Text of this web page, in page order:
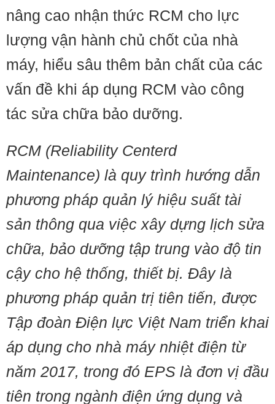
nâng cao nhận thức RCM cho lực
lượng vận hành chủ chốt của nhà
máy, hiểu sâu thêm bản chất của các
vấn đề khi áp dụng RCM vào công
tác sửa chữa bảo dưỡng.
RCM (Reliability Centerd
Maintenance) là quy trình hướng dẫn
phương pháp quản lý hiệu suất tài
sản thông qua việc xây dựng lịch sửa
chữa, bảo dưỡng tập trung vào độ tin
cậy cho hệ thống, thiết bị. Đây là
phương pháp quản trị tiên tiến, được
Tập đoàn Điện lực Việt Nam triển khai
áp dụng cho nhà máy nhiệt điện từ
năm 2017, trong đó EPS là đơn vị đầu
tiên trong ngành điện ứng dụng và